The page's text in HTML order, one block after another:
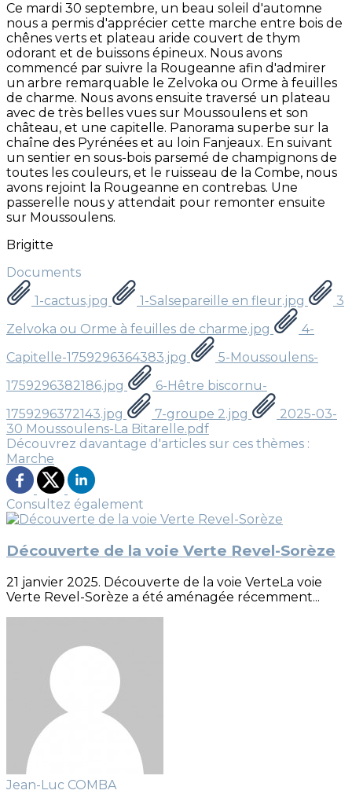
Ce mardi 30 septembre, un beau soleil d'automne
nous a permis d'apprécier cette marche entre bois de
chênes verts et plateau aride couvert de thym
odorant et de buissons épineux. Nous avons
commencé par suivre la Rougeanne afin d'admirer
un arbre remarquable le Zelvoka ou Orme à feuilles
de charme. Nous avons ensuite traversé un plateau
avec de très belles vues sur Moussoulens et son
château, et une capitelle. Panorama superbe sur la
chaîne des Pyrénées et au loin Fanjeaux. En suivant
un sentier en sous-bois parsemé de champignons de
toutes les couleurs, et le ruisseau de la Combe, nous
avons rejoint la Rougeanne en contrebas. Une
passerelle nous y attendait pour remonter ensuite
sur Moussoulens.
Brigitte
Documents
1-cactus.jpg
1-Salsepareille en fleur.jpg
3
Zelvoka ou Orme à feuilles de charme.jpg
4-
Capitelle-1759296364383.jpg
5-Moussoulens-
1759296382186.jpg
6-Hêtre biscornu-
1759296372143.jpg
7-groupe 2.jpg
2025-03-
30 Moussoulens-La Bitarelle.pdf
Découvrez davantage d'articles sur ces thèmes :
Marche
Consultez également
Découverte de la voie Verte Revel-Sorèze
21 janvier 2025. Découverte de la voie VerteLa voie
Verte Revel-Sorèze a été aménagée récemment...
Jean-Luc COMBA